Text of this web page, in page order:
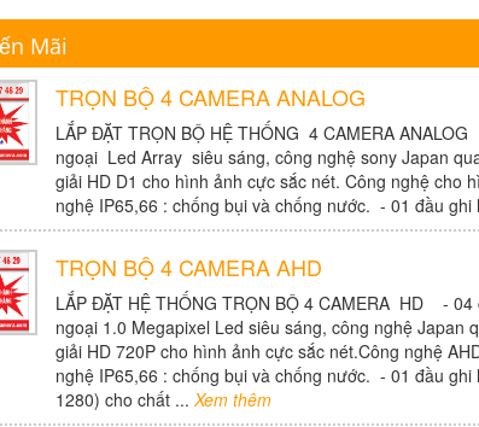
Mãi
TRỌN BỘ 4 CAMERA ANALOG
LẮP ĐẶT TRỌN BỘ HỆ THỐNG 4 CAMERA
ngoại Led Array siêu sáng, công nghệ sony Japan
giải HD D1 cho hình ảnh cực sắc nét. Công nghệ cho
nghệ IP65,66 : chống bụi và chống nước. - 01 đầu
TRỌN BỘ 4 CAMERA AHD
LẮP ĐẶT HỆ THỐNG TRỌN BỘ 4 CAMERA HD - 04
ngoại 1.0 Megapixel Led siêu sáng, công nghệ Japan
giải HD 720P cho hình ảnh cực sắc nét.Công nghệ
nghệ IP65,66 : chống bụi và chống nước. - 01 đầu
1280) cho chất ...Xem thêm